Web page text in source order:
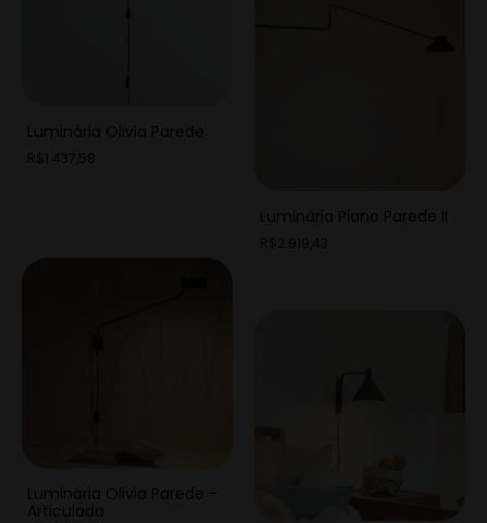
Luminária Olivia Parede
R$1.437,58
Luminária Piano Parede II
R$2.919,43
Luminária Olivia Parede -
Articulada